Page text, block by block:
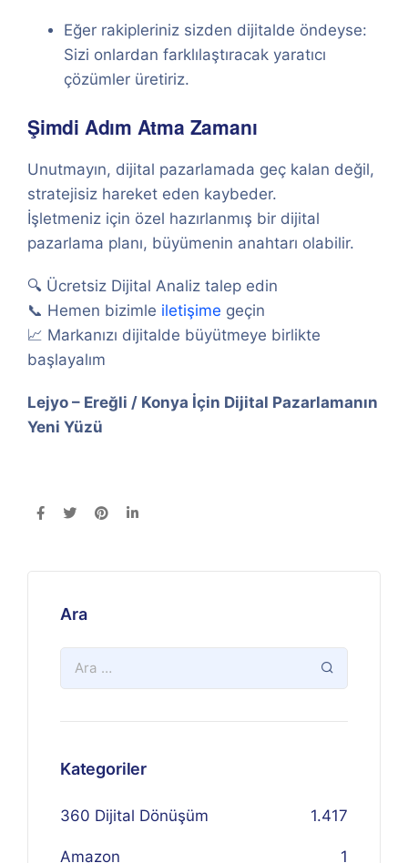
Eğer rakipleriniz sizden dijitalde öndeyse:
Sizi onlardan farklılaştıracak yaratıcı
çözümler üretiriz.
Şimdi Adım Atma Zamanı
Unutmayın, dijital pazarlamada geç kalan değil,
stratejisiz hareket eden kaybeder.
İşletmeniz için özel hazırlanmış bir dijital
pazarlama planı, büyümenin anahtarı olabilir.
🔍 Ücretsiz Dijital Analiz talep edin
📞 Hemen bizimle iletişime geçin
📈 Markanızı dijitalde büyütmeye birlikte
başlayalım
Lejyo – Ereğli / Konya İçin Dijital Pazarlamanın
Yeni Yüzü
Ara
Kategoriler
360 Dijital Dönüşüm 1.417
Amazon 1